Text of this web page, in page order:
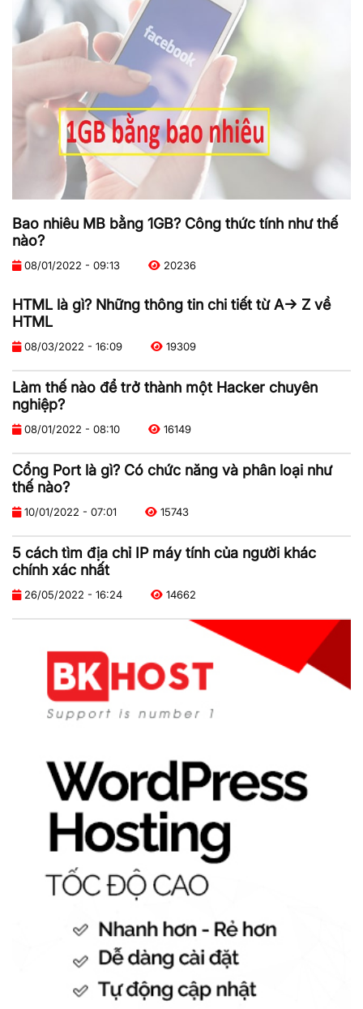
Bao nhiêu MB bằng 1GB? Công thức tính như thế
nào?
08/01/2022 - 09:13 20236
HTML là gì? Những thông tin chi tiết từ A-> Z về
HTML
08/03/2022 - 16:09 19309
Làm thế nào để trở thành một Hacker chuyên
nghiệp?
08/01/2022 - 08:10 16149
Cổng Port là gì? Có chức năng và phân loại như
thế nào?
10/01/2022 - 07:01 15743
5 cách tìm địa chỉ IP máy tính của người khác
chính xác nhất
26/05/2022 - 16:24 14662